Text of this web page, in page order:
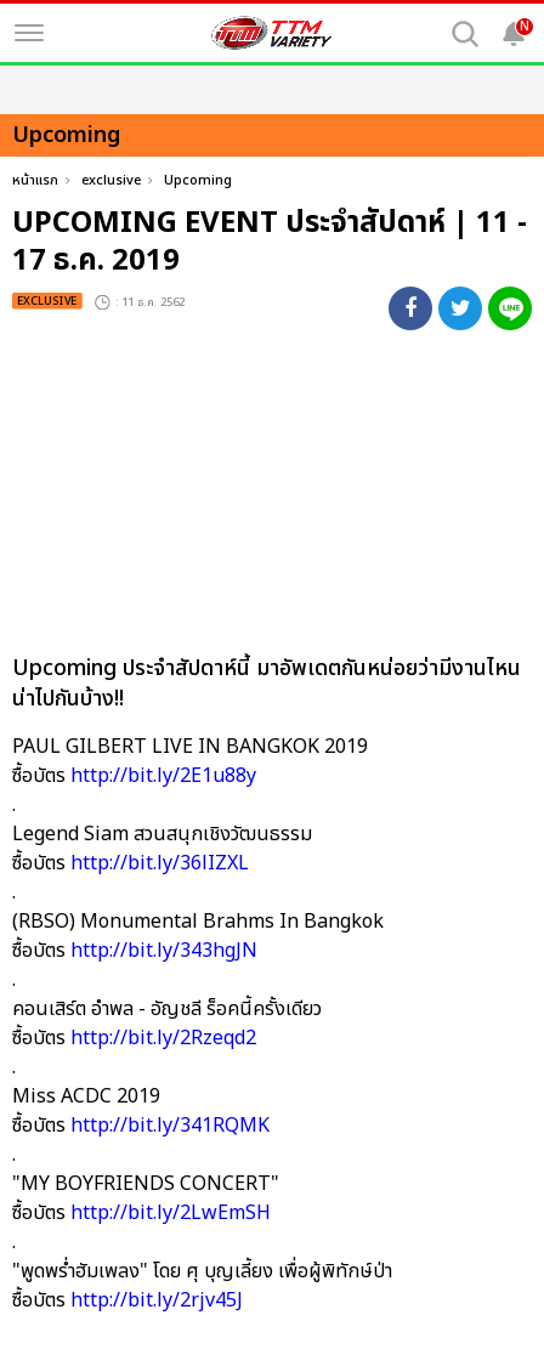
N
Upcoming
หน้าแรก exclusive Upcoming
UPCOMING EVENT ประจำสัปดาห์ | 11 -
17 ธ.ค. 2019
EXCLUSIVE : 11 ธ.ค. 2562
Upcoming ประจำสัปดาห์นี้ มาอัพเดตกันหน่อยว่ามีงานไหน
น่าไปกันบ้าง!!
PAUL GILBERT LIVE IN BANGKOK 2019
ซื้อบัตร http://bit.ly/2E1u88y
.
Legend Siam สวนสนุกเชิงวัฒนธรรม
ซื้อบัตร http://bit.ly/36lIZXL
.
(RBSO) Monumental Brahms In Bangkok
ซื้อบัตร http://bit.ly/343hgJN
.
คอนเสิร์ต อำพล - อัญชลี ร็อคนี้ครั้งเดียว
ซื้อบัตร http://bit.ly/2Rzeqd2
.
Miss ACDC 2019
ซื้อบัตร http://bit.ly/341RQMK
.
"MY BOYFRIENDS CONCERT"
ซื้อบัตร http://bit.ly/2LwEmSH
.
"พูดพร่ำฮัมเพลง" โดย ศุ บุญเลี้ยง เพื่อผู้พิทักษ์ป่า
ซื้อบัตร http://bit.ly/2rjv45J